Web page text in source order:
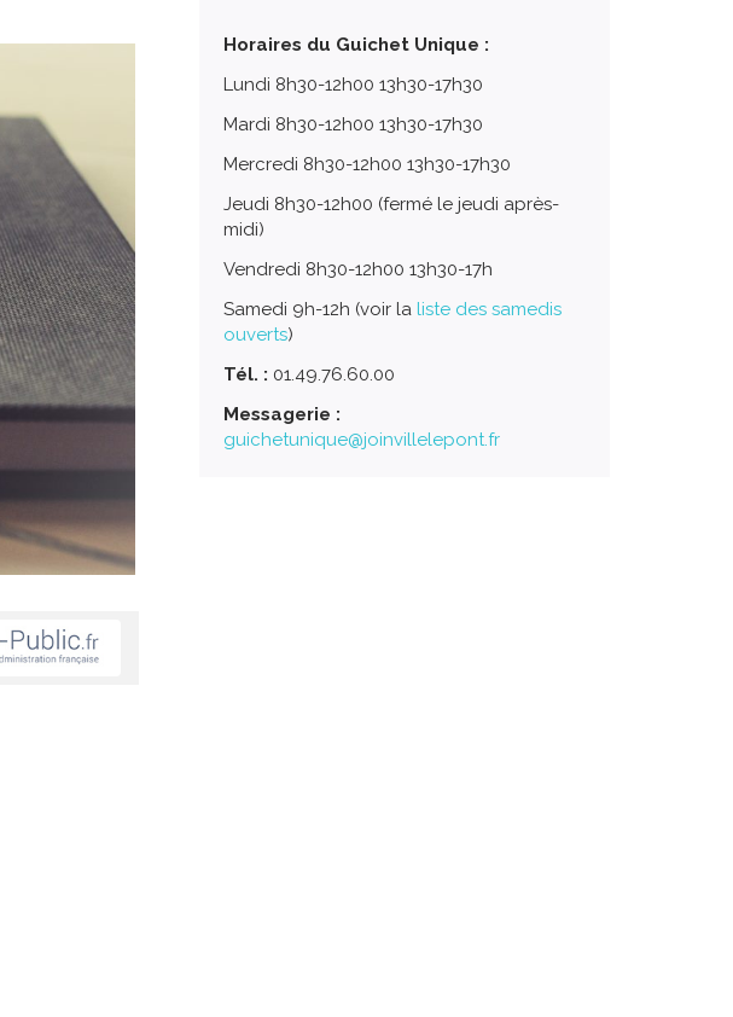
Horaires du Guichet Unique :
Lundi 8h30-12h00 13h30-17h30
Mardi 8h30-12h00 13h30-17h30
Mercredi 8h30-12h00 13h30-17h30
Jeudi 8h30-12h00 (fermé le jeudi après-
midi)
Vendredi 8h30-12h00 13h30-17h
Samedi 9h-12h (voir la liste des samedis
ouverts)
Tél. : 01.49.76.60.00
Messagerie :
guichetunique@joinvillelepont.fr